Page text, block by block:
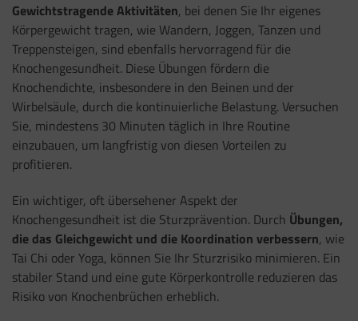
Gewichtstragende Aktivitäten, bei denen Sie Ihr eigenes
Körpergewicht tragen, wie Wandern, Joggen, Tanzen und
Treppensteigen, sind ebenfalls hervorragend für die
Knochengesundheit. Diese Übungen fördern die
Knochendichte, insbesondere in den Beinen und der
Wirbelsäule, durch die kontinuierliche Belastung. Versuchen
Sie, mindestens 30 Minuten täglich in Ihre Routine
einzubauen, um langfristig von diesen Vorteilen zu
profitieren.
Ein wichtiger, oft übersehener Aspekt der
Knochengesundheit ist die Sturzprävention. Durch Übungen,
die das Gleichgewicht und die Koordination verbessern, wie
Tai Chi oder Yoga, können Sie Ihr Sturzrisiko minimieren. Ein
stabiler Stand und eine gute Körperkontrolle reduzieren das
Risiko von Knochenbrüchen erheblich.